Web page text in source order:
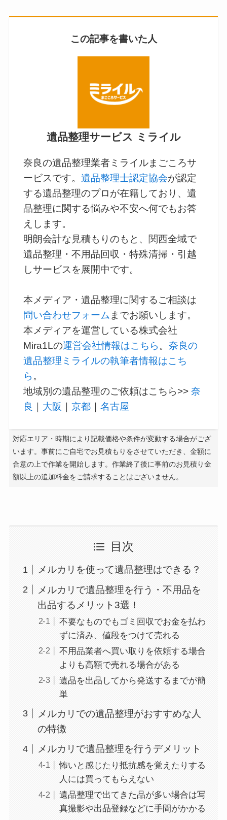
この記事を書いた人
遺品整理サービス ミライル
奈良の遺品整理業者ミライルまごころサ
ービスです。遺品整理士認定協会が認定
する遺品整理のプロが在籍しており、遺
品整理に関する悩みや不安へ何でもお答
えします。
明朗会計な見積もりのもと、関西全域で
遺品整理・不用品回収・特殊清掃・引越
しサービスを展開中です。
本メディア・遺品整理に関するご相談は
問い合わせフォームまでお願いします。
本メディアを運営している株式会社
Mira1Lの運営会社情報はこちら 。奈良の
遺品整理ミライルの執筆者情報はこち
ら 。
地域別の遺品整理のご依頼はこちら>>奈
良
大阪 ｜京都 ｜名古屋
対応エリア・時期により記載価格や条件が変動する場合がござ
います。事前にご自宅でお見積もりをさせていただき、金額に
合意の上で作業を開始します。作業終了後に事前のお見積り金
額以上の追加料金をご請求することはございません。
目次
メルカリを使って遺品整理はできる？
メルカリで遺品整理を行う・不用品を
出品するメリット3選！
不要なものでもゴミ回収でお金を払わ
ずに済み、値段をつけて売れる
不用品業者へ買い取りを依頼する場合
よりも高額で売れる場合がある
遺品を出品してから発送するまでが簡
単
メルカリでの遺品整理がおすすめな人
の特徴
メルカリで遺品整理を行うデメリット
怖いと感じたり抵抗感を覚えたりする
人には買ってもらえない
遺品整理で出てきた品が多い場合は写
真撮影や出品登録などに手間がかかる